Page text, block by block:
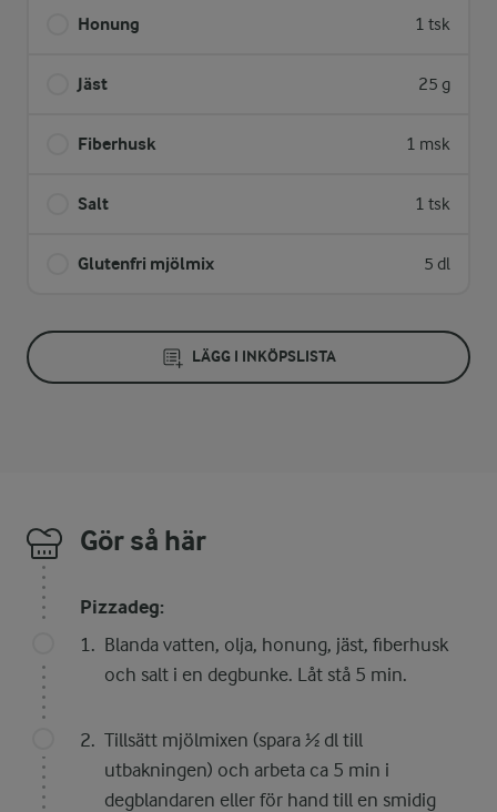
Honung 1 tsk
Jäst 25 g
Fiberhusk 1 msk
Salt 1 tsk
Glutenfri mjölmix 5 dl
LÄGG I INKÖPSLISTA
Gör så här
Pizzadeg:
Blanda vatten, olja, honung, jäst, fiberhusk
och salt i en degbunke. Låt stå 5 min.
Tillsätt mjölmixen (spara ½ dl till
utbakningen) och arbeta ca 5 min i
degblandaren eller för hand till en smidig